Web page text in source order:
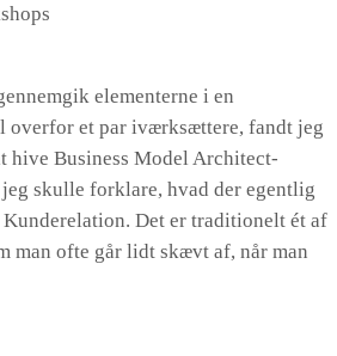
elementerne i en
overfor et par iværksættere, fandt jeg
hive Business Model Architect-
skulle forklare, hvad der egentlig
Det er traditionelt ét af
man ofte går lidt skævt af, når man